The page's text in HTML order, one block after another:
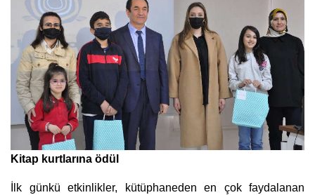
Kitap kurtlarına ödül
İlk günkü etkinlikler, kütüphaneden en çok faydalanan